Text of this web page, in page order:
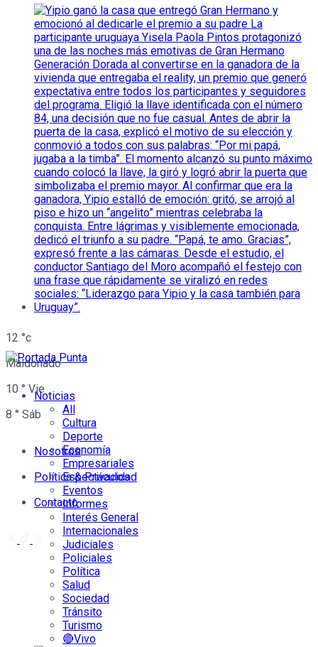
12 °c
Maldonado
10 ° Vie
8 ° Sáb
Nosotros
Política & Privacidad
Contacto
Noticias
All
Cultura
Deporte
Economía
Empresariales
Espectáculos
Eventos
Informes
Interés General
Internacionales
Judiciales
Policiales
Política
Salud
Sociedad
Tránsito
Turismo
🔴Vivo